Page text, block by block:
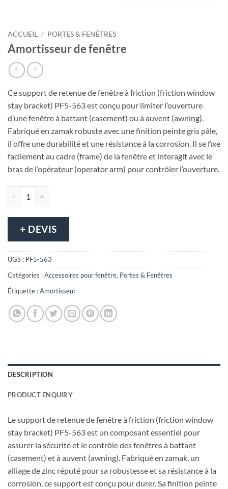
ACCUEIL / PORTES & FENÊTRES
Amortisseur de fenêtre
Ce support de retenue de fenêtre à friction (friction window
stay bracket) PF5-563 est conçu pour limiter l’ouverture
d’une fenêtre à battant (casement) ou à auvent (awning).
Fabriqué en zamak robuste avec une finition peinte gris pâle,
il offre une durabilité et une résistance à la corrosion. Il se fixe
facilement au cadre (frame) de la fenêtre et interagit avec le
bras de l’opérateur (operator arm) pour contrôler l’ouverture.
+ DEVIS
UGS : PF5-563
Catégories :Accessoires pour fenêtre, Portes & Fenêtres
Étiquette :Amortisseur
DESCRIPTION
PRODUCT ENQUIRY
Le support de retenue de fenêtre à friction (friction window
stay bracket) PF5-563 est un composant essentiel pour
assurer la sécurité et le contrôle des fenêtres à battant
(casement) et à auvent (awning). Fabriqué en zamak, un
alliage de zinc réputé pour sa robustesse et sa résistance à la
corrosion, ce support est conçu pour durer. Sa finition peinte